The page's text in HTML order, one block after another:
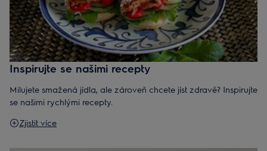
Inspirujte se našimi recepty
Milujete smažená jídla, ale zároveň chcete jíst zdravě? Inspirujte
se našimi rychlými recepty.
Zjistit více